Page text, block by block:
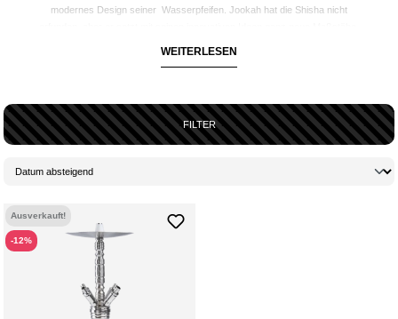
modernes Design seiner Wasserpfeifen. Jookah hat die Shisha nicht
WOHER KOMMEN DIE PRODUKTE VON JOOKAH?
Tabakköpfe freuen. Bei Jookah findest du auch Mundstücke,
Kohleanzünder, Schläuche und vieles mehr. Jookah ist sicherlich ein
Shisha-Hersteller mit Visionen für die Zukunft und verspricht viel
WEITERLESEN
FILTER
Ausverkauft!
-12%